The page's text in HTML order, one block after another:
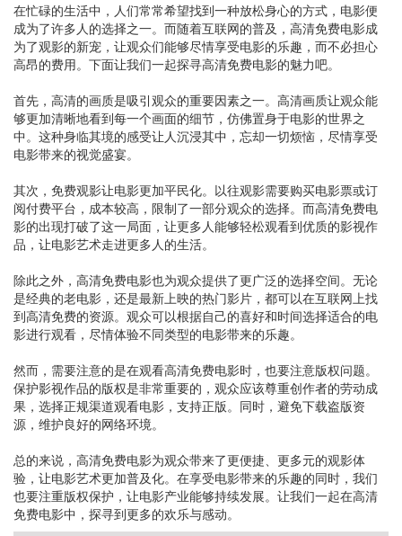
在忙碌的生活中，人们常常希望找到一种放松身心的方式，电影便
成为了许多人的选择之一。而随着互联网的普及，高清免费电影成
为了观影的新宠，让观众们能够尽情享受电影的乐趣，而不必担心
高昂的费用。下面让我们一起探寻高清免费电影的魅力吧。
首先，高清的画质是吸引观众的重要因素之一。高清画质让观众能
够更加清晰地看到每一个画面的细节，仿佛置身于电影的世界之
中。这种身临其境的感受让人沉浸其中，忘却一切烦恼，尽情享受
电影带来的视觉盛宴。
其次，免费观影让电影更加平民化。以往观影需要购买电影票或订
阅付费平台，成本较高，限制了一部分观众的选择。而高清免费电
影的出现打破了这一局面，让更多人能够轻松观看到优质的影视作
品，让电影艺术走进更多人的生活。
除此之外，高清免费电影也为观众提供了更广泛的选择空间。无论
是经典的老电影，还是最新上映的热门影片，都可以在互联网上找
到高清免费的资源。观众可以根据自己的喜好和时间选择适合的电
影进行观看，尽情体验不同类型的电影带来的乐趣。
然而，需要注意的是在观看高清免费电影时，也要注意版权问题。
保护影视作品的版权是非常重要的，观众应该尊重创作者的劳动成
果，选择正规渠道观看电影，支持正版。同时，避免下载盗版资
源，维护良好的网络环境。
总的来说，高清免费电影为观众带来了更便捷、更多元的观影体
验，让电影艺术更加普及化。在享受电影带来的乐趣的同时，我们
也要注重版权保护，让电影产业能够持续发展。让我们一起在高清
免费电影中，探寻到更多的欢乐与感动。